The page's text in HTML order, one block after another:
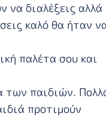
να διαλέξεις αλλά
καλό θα ήταν
παλέτα σου και
των παιδιών.
προτιμούν